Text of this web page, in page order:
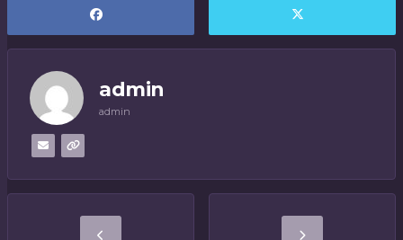
admin
admin